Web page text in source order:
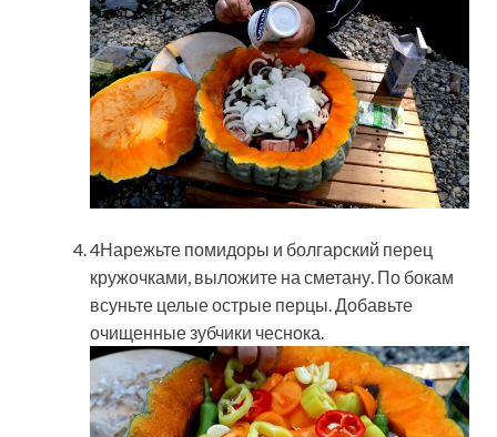
4Нарежьте помидоры и болгарский перец
кружочками, выложите на сметану. По бокам
всуньте целые острые перцы. Добавьте
очищенные зубчики чеснока.